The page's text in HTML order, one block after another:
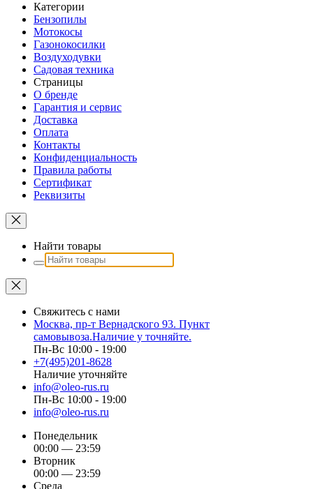
Категории
Бензопилы
Мотокосы
Газонокосилки
Воздуходувки
Садовая техника
Страницы
О бренде
Гарантия и сервис
Доставка
Оплата
Контакты
Конфиденциальность
Правила работы
Сертификат
Реквизиты
Найти товары
Свяжитесь с нами
Москва, пр-т Вернадского 93. Пункт
самовывоза.Наличие у точняйте.
Пн-Вс 10:00 - 19:00
+7(495)201-8628
Наличие уточняйте
info@oleo-rus.ru
Пн-Вс 10:00 - 19:00
info@oleo-rus.ru
Понедельник
00:00 — 23:59
Вторник
00:00 — 23:59
Среда